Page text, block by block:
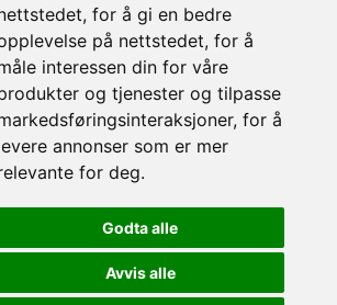
, for å gi en bedre
på nettstedet, for å
interessen din for våre
og tjenester og tilpasse
, for å
annonser som er mer
for deg.
Godta alle
Avvis alle
383